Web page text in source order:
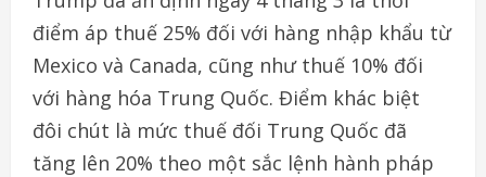
điểm áp thuế 25% đối với hàng nhập khẩu từ
Mexico và Canada, cũng như thuế 10% đối
với hàng hóa Trung Quốc. Điểm khác biệt
đôi chút là mức thuế đối Trung Quốc đã
tăng lên 20% theo một sắc lệnh hành pháp